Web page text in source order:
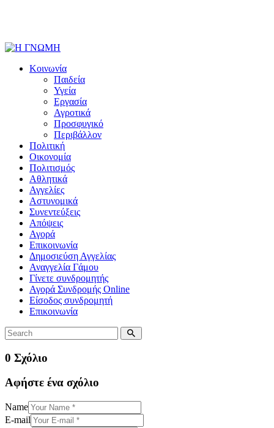
Κοινωνία
Παιδεία
Υγεία
Εργασία
Αγροτικά
Προσφυγικό
Περιβάλλον
Πολιτική
Οικονομία
Πολιτισμός
Αθλητικά
Αγγελίες
Αστυνομικά
Συνεντεύξεις
Απόψεις
Αγορά
Επικοινωνία
Δημοσιεύση Αγγελίας
Αναγγελία Γάμου
Γίνετε συνδρομητής
Αγορά Συνδρομής Online
Είσοδος συνδρομητή
Επικοινωνία
0 Σχόλιο
Αφήστε ένα σχόλιο
Name
E-mail